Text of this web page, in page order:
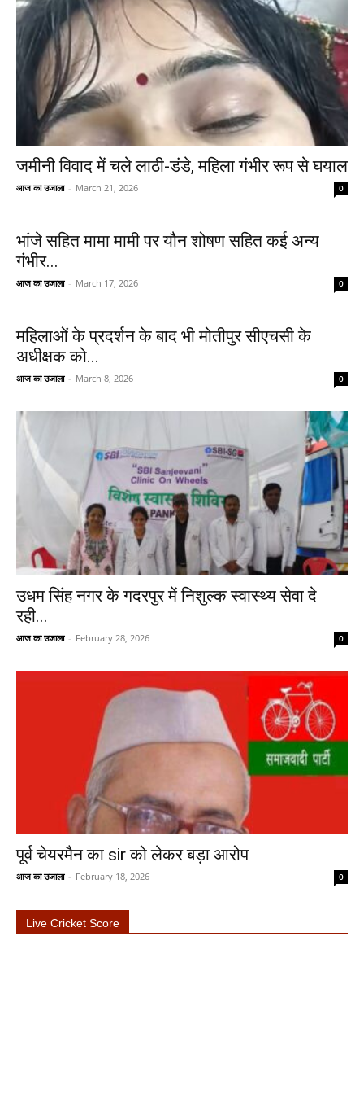
जमीनी विवाद में चले लाठी-डंडे, महिला गंभीर रूप से घयाल
आज का उजाला - March 21, 2026 0
भांजे सहित मामा मामी पर यौन शोषण सहित कई अन्य
गंभीर...
आज का उजाला - March 17, 2026 0
महिलाओं के प्रदर्शन के बाद भी मोतीपुर सीएचसी के
अधीक्षक को...
आज का उजाला - March 8, 2026 0
उधम सिंह नगर के गदरपुर में निशुल्क स्वास्थ्य सेवा दे
रही...
आज का उजाला - February 28, 2026 0
पूर्व चेयरमैन का sir को लेकर बड़ा आरोप
आज का उजाला - February 18, 2026 0
Live Cricket Score